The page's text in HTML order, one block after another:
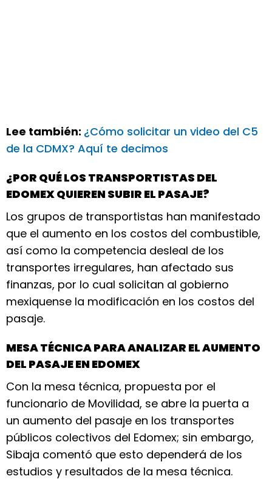
Lee también: ¿Cómo solicitar un video del C5
de la CDMX? Aquí te decimos
¿POR QUÉ LOS TRANSPORTISTAS DEL
EDOMEX QUIEREN SUBIR EL PASAJE?
Los grupos de transportistas han manifestado
que el aumento en los costos del combustible,
así como la competencia desleal de los
transportes irregulares, han afectado sus
finanzas, por lo cual solicitan al gobierno
mexiquense la modificación en los costos del
pasaje.
MESA TÉCNICA PARA ANALIZAR EL AUMENTO
DEL PASAJE EN EDOMEX
Con la mesa técnica, propuesta por el
funcionario de Movilidad, se abre la puerta a
un aumento del pasaje en los transportes
públicos colectivos del Edomex; sin embargo,
Sibaja comentó que esto dependerá de los
estudios y resultados de la mesa técnica.